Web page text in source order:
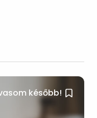
később!